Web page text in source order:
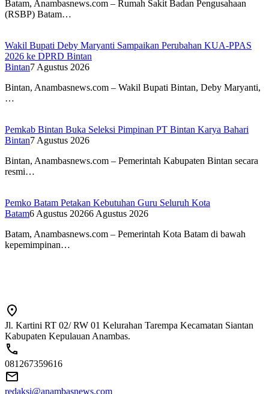
Batam, Anambasnews.com – Rumah Sakit Badan Pengusahaan
(RSBP) Batam…
Wakil Bupati Deby Maryanti Sampaikan Perubahan KUA-PPAS
2026 ke DPRD Bintan
Bintan7 Agustus 2026
Bintan, Anambasnews.com – Wakil Bupati Bintan, Deby Maryanti,
…
Pemkab Bintan Buka Seleksi Pimpinan PT Bintan Karya Bahari
Bintan7 Agustus 2026
Bintan, Anambasnews.com – Pemerintah Kabupaten Bintan secara
resmi…
Pemko Batam Petakan Kebutuhan Guru Seluruh Kota
Batam6 Agustus 20266 Agustus 2026
Batam, Anambasnews.com – Pemerintah Kota Batam di bawah
kepemimpinan…
Jl. Kartini RT 02/ RW 01 Kelurahan Tarempa Kecamatan Siantan
Kabupaten Kepulauan Anambas.
081267359616
redaksi@anambasnews.com